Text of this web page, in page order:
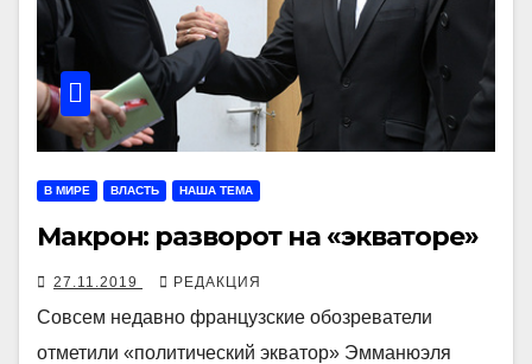
В МИРЕ ВЛАСТЬ НАША ТЕМА
Макрон: разворот на «экваторе»
27.11.2019 РЕДАКЦИЯ
Совсем недавно французские обозреватели
отметили «политический экватор» Эмманюэля